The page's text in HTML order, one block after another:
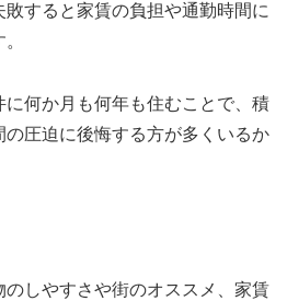
すると家賃の負担や通勤時間に
に何か月も何年も住むことで、積
圧迫に後悔する方が多くいるか
しやすさや街のオススメ、家賃